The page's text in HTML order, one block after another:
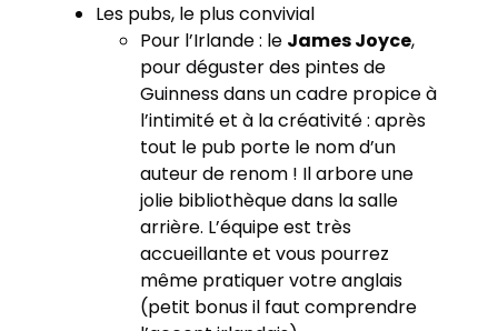
Les pubs, le plus convivial
Pour l’Irlande : le James Joyce,
pour déguster des pintes de
Guinness dans un cadre propice à
l’intimité et à la créativité : après
tout le pub porte le nom d’un
auteur de renom ! Il arbore une
jolie bibliothèque dans la salle
arrière. L’équipe est très
accueillante et vous pourrez
même pratiquer votre anglais
(petit bonus il faut comprendre